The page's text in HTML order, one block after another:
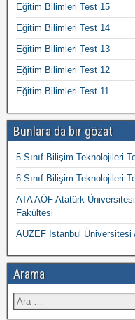
Eğitim Bilimleri Test 15
Eğitim Bilimleri Test 14
Eğitim Bilimleri Test 13
Eğitim Bilimleri Test 12
Eğitim Bilimleri Test 11
Bunlara da bir gözat
5.Sınıf Bilişim Teknolojileri
6.Sınıf Bilişim Teknolojileri
ATA AÖF Atatürk
Fakültesi
AUZEF İstanbul Üniversitesi
Arama